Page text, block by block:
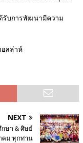
รับการพัฒนามีความ
อลล่าห์
NEXT
กษา & ศิษย์
าคม ทุกท่าน